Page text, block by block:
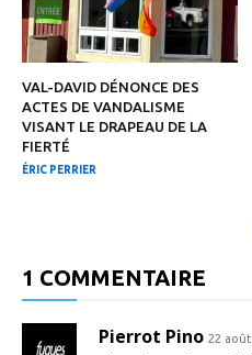
VAL-DAVID DÉNONCE DES
ACTES DE VANDALISME
VISANT LE DRAPEAU DE LA
FIERTÉ
ÉRIC PERRIER
1 COMMENTAIRE
Pierrot Pino 22 août